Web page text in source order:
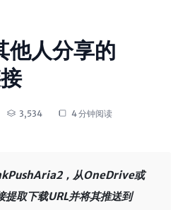
他人分享的
3,534 4 分钟阅读
，从OneDrive或
取下载URL并将其推送到